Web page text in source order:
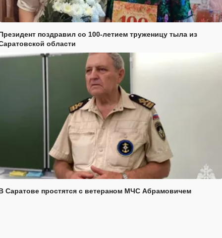
поздравил со 100-летием труженицу тыла из
области
Саратове простятся с ветераном МЧС Абрамовичем